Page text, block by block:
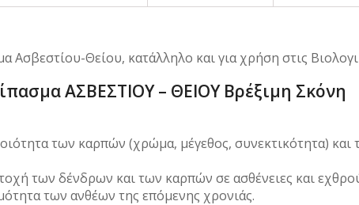
Ασβεστίου-Θείου, κατάλληλο και για χρήση στις
ΑΣΒΕΣΤΙΟΥ – ΘΕΙΟΥ Βρέξιμη Σκόνη
των καρπών (χρώμα, μέγεθος, συνεκτικότητα)
των δένδρων και των καρπών σε ασθένειες και
των ανθέων της επόμενης χρονιάς.